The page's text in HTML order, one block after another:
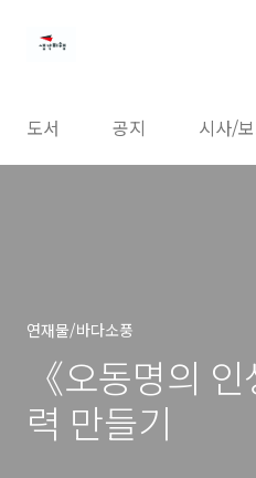
도서 공지 시사/
연재물/바다소풍
《오동명의
력 만들기